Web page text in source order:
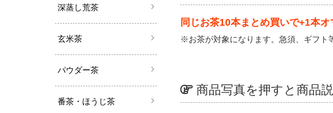
同じお茶10本まとめ買いで+1本オ
※お茶が対象になります。急須、ギフト
商品写真を押すと商品
深蒸し荒茶
玄米茶
パウダー茶
番茶・ほうじ茶